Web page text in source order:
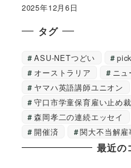
2025年12月6日
タグ
ASU-NETつどい
オーストラリア
ニ
ヤマハ英語講師ユニオン
守口市学童保育雇い止め
森岡孝二の連続エッセイ
開催済
関大不当解雇
最近の